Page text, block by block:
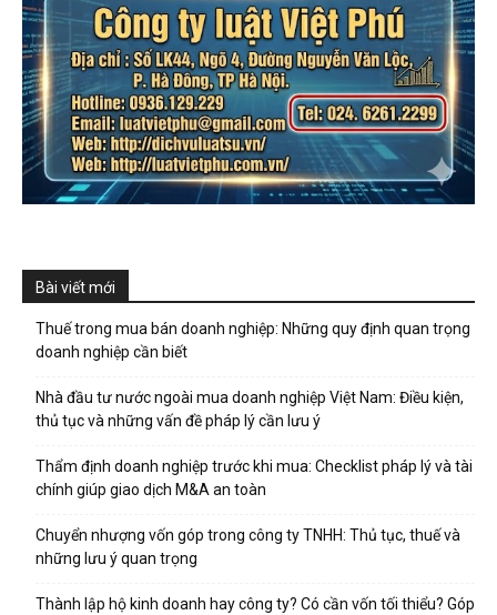
Bài viết mới
Thuế trong mua bán doanh nghiệp: Những quy định quan trọng
doanh nghiệp cần biết
Nhà đầu tư nước ngoài mua doanh nghiệp Việt Nam: Điều kiện,
thủ tục và những vấn đề pháp lý cần lưu ý
Thẩm định doanh nghiệp trước khi mua: Checklist pháp lý và tài
chính giúp giao dịch M&A an toàn
Chuyển nhượng vốn góp trong công ty TNHH: Thủ tục, thuế và
những lưu ý quan trọng
Thành lập hộ kinh doanh hay công ty? Có cần vốn tối thiểu? Góp